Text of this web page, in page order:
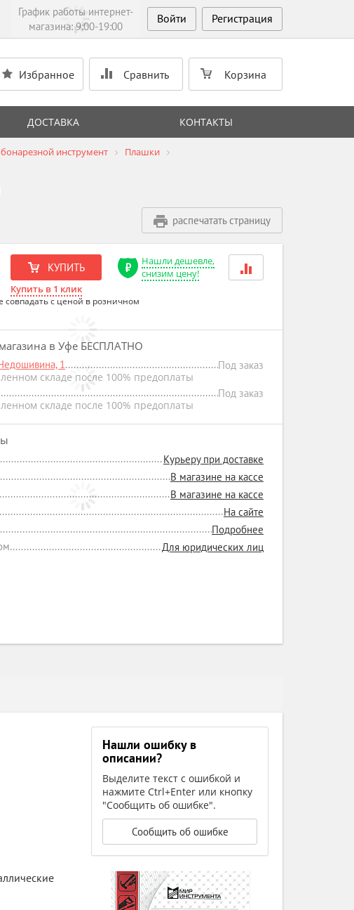
График работы интернет-
магазина: 9:00-19:00
Войти Регистрация
Избранное Сравнить Корзина
ДОСТАВКА КОНТАКТЫ
инструмент
Плашки
распечатать страницу
КУПИТЬ
Купить в 1 клик
Нашли дешевле,
снизим цену!
совпадать с ценой в розничном
в Уфе БЕСПЛАТНО
1
Под заказ
складе после 100% предоплаты
Под заказ
складе после 100% предоплаты
Курьеру при доставке
В магазине на кассе
В магазине на кассе
На сайте
Подробнее
Для юридических лиц
Нашли ошибку в
описании?
Выделите текст с ошибкой и
нажмите Ctrl+Enter или кнопку
"Сообщить об ошибке".
Сообщить об ошибке